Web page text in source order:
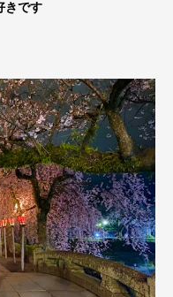
きです